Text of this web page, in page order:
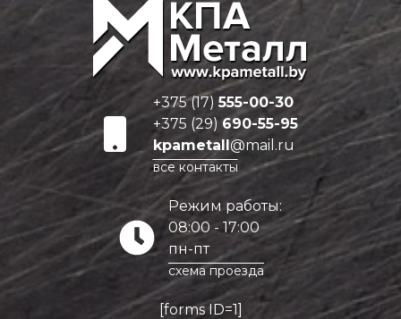
+375 (17)555-00-30
+375 (29) 690-55-95
kpametall@mail.ru
все контакты
Режим работы:
08:00 - 17:00
пн-пт
схема проезда
[forms ID=1]